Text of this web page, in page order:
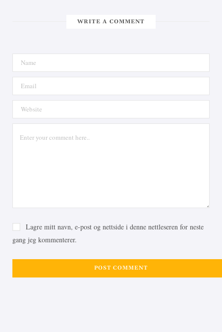
WRITE A COMMENT
Lagre mitt navn, e-post og nettside i denne nettleseren for neste
gang jeg kommenterer.